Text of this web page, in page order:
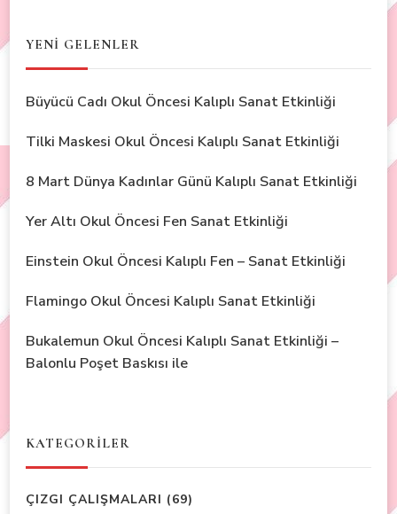
YENİ GELENLER
Büyücü Cadı Okul Öncesi Kalıplı Sanat Etkinliği
Tilki Maskesi Okul Öncesi Kalıplı Sanat Etkinliği
8 Mart Dünya Kadınlar Günü Kalıplı Sanat Etkinliği
Yer Altı Okul Öncesi Fen Sanat Etkinliği
Einstein Okul Öncesi Kalıplı Fen – Sanat Etkinliği
Flamingo Okul Öncesi Kalıplı Sanat Etkinliği
Bukalemun Okul Öncesi Kalıplı Sanat Etkinliği –
Balonlu Poşet Baskısı ile
KATEGORİLER
ÇIZGI ÇALIŞMALARI (69)